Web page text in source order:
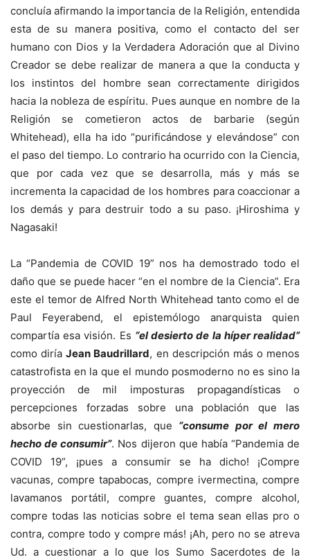
concluía afirmando la importancia de la Religión, entendida
esta de su manera positiva, como el contacto del ser
humano con Dios y la Verdadera Adoración que al Divino
Creador se debe realizar de manera a que la conducta y
los instintos del hombre sean correctamente dirigidos
hacia la nobleza de espíritu. Pues aunque en nombre de la
Religión se cometieron actos de barbarie (según
Whitehead), ella ha ido “purificándose y elevándose” con
el paso del tiempo. Lo contrario ha ocurrido con la Ciencia,
que por cada vez que se desarrolla, más y más se
incrementa la capacidad de los hombres para coaccionar a
los demás y para destruir todo a su paso. ¡Hiroshima y
Nagasaki!
La “Pandemia de COVID 19” nos ha demostrado todo el
daño que se puede hacer “en el nombre de la Ciencia”. Era
este el temor de Alfred North Whitehead tanto como el de
Paul Feyerabend, el epistemólogo anarquista quien
compartía esa visión. Es “el desierto de la híper realidad”
como diríaJean Baudrillard, en descripción más o menos
catastrofista en la que el mundo posmoderno no es sino la
proyección de mil imposturas propagandísticas o
percepciones forzadas sobre una población que las
absorbe sin cuestionarlas, que “consume por el mero
hecho de consumir”. Nos dijeron que había “Pandemia de
COVID 19”, ¡pues a consumir se ha dicho! ¡Compre
vacunas, compre tapabocas, compre ivermectina, compre
lavamanos portátil, compre guantes, compre alcohol,
compre todas las noticias sobre el tema sean ellas pro o
contra, compre todo y compre más! ¡Ah, pero no se atreva
Ud. a cuestionar a lo que los Sumo Sacerdotes de la